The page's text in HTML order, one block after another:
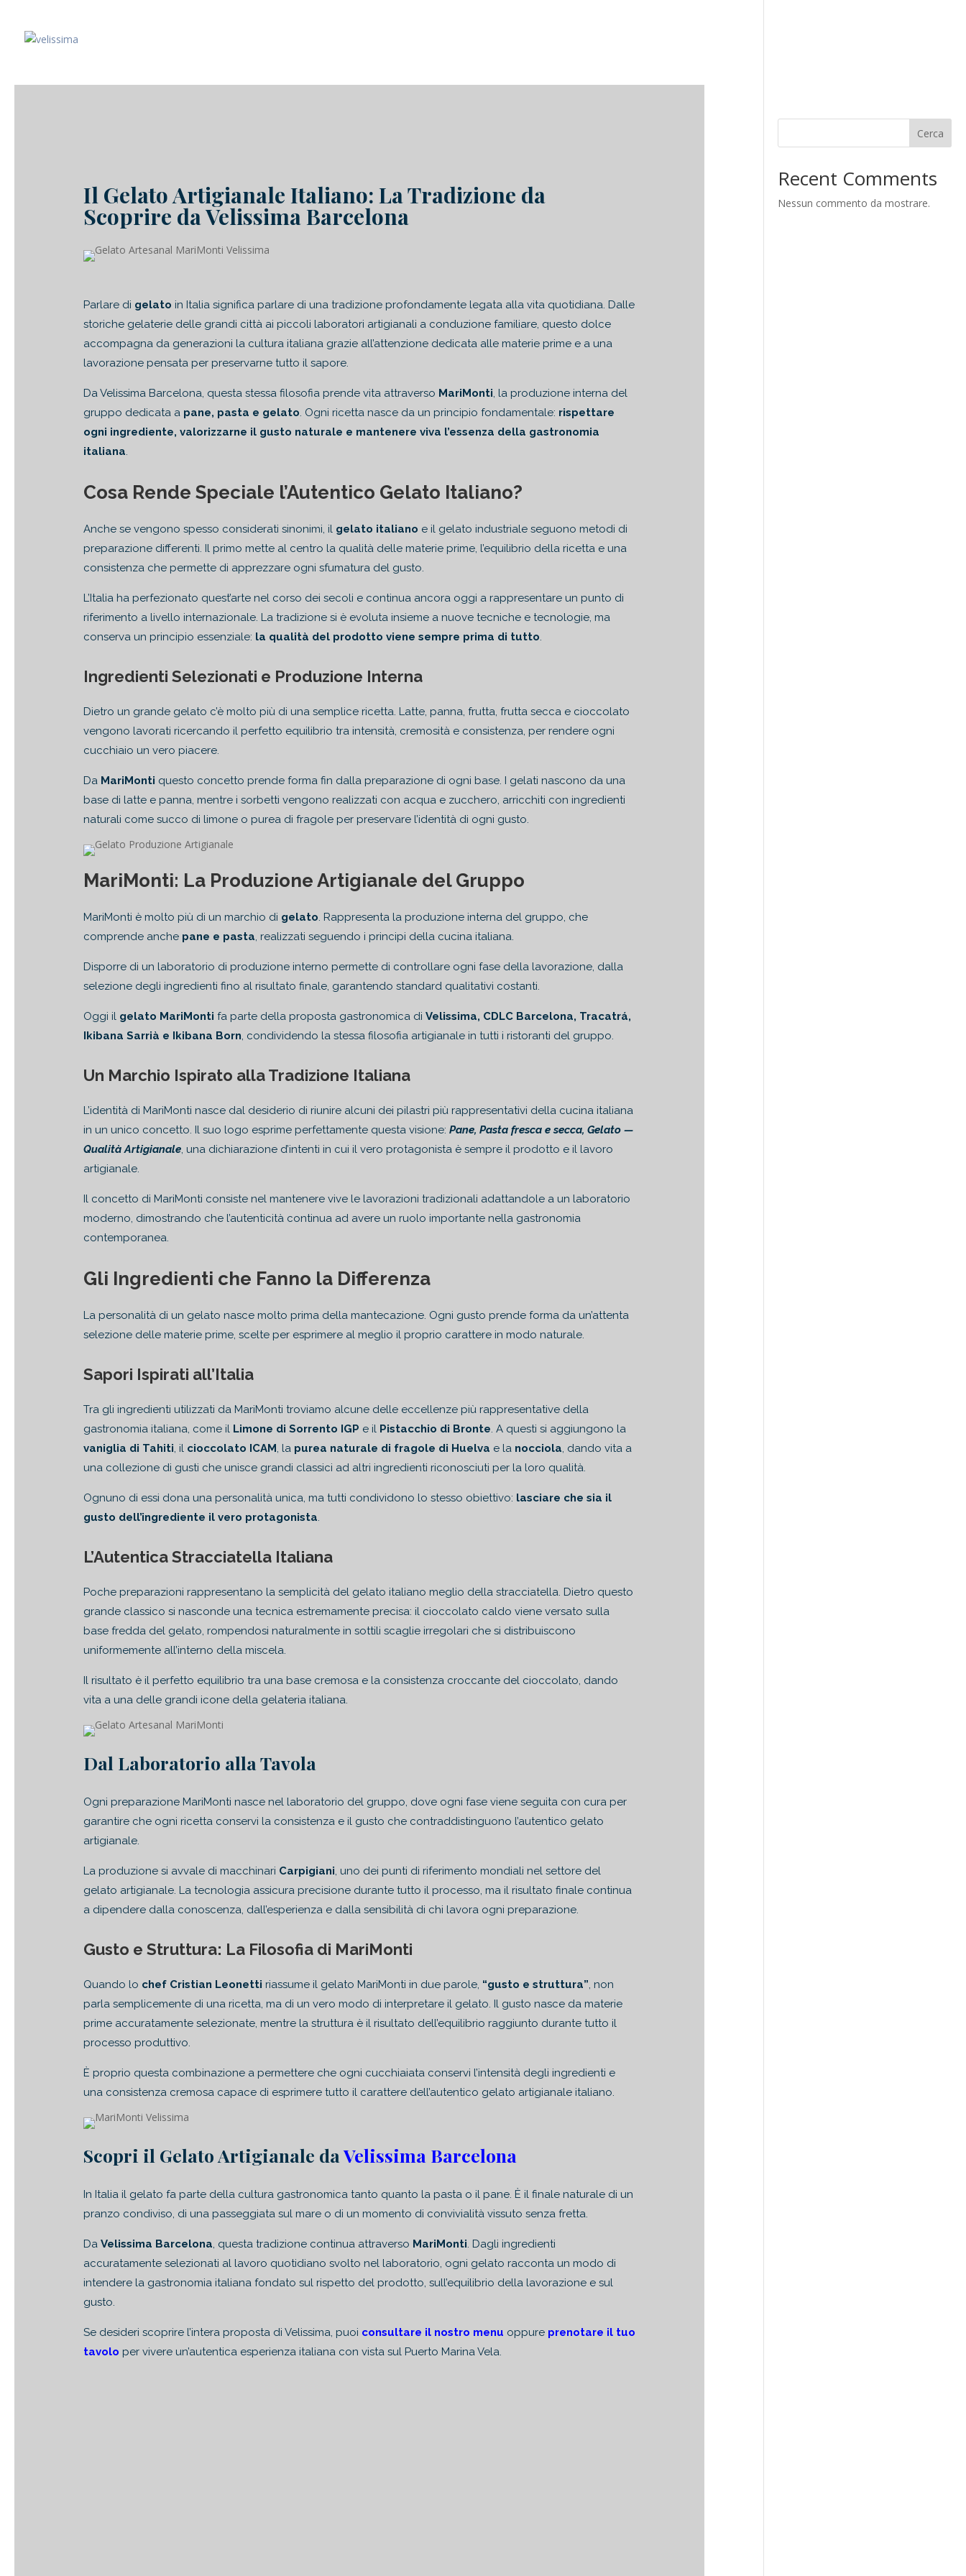
|Lug 26, 2026|Barcelona,Velissima
Il Gelato Artigianale Italiano: La Tradizione da
Scoprire da Velissima Barcelona
Parlare di gelato in Italia significa parlare di una tradizione profondamente legata alla vita quotidiana. Dalle
storiche gelaterie delle grandi città ai piccoli laboratori artigianali a conduzione familiare, questo dolce
accompagna da generazioni la cultura italiana grazie all’attenzione dedicata alle materie prime e a una
lavorazione pensata per preservarne tutto il sapore.
Da Velissima Barcelona, questa stessa filosofia prende vita attraverso MariMonti, la produzione interna del
gruppo dedicata a pane, pasta e gelato. Ogni ricetta nasce da un principio fondamentale: rispettare
ogni ingrediente, valorizzarne il gusto naturale e mantenere viva l’essenza della gastronomia
italiana.
Cosa Rende Speciale l’Autentico Gelato Italiano?
Anche se vengono spesso considerati sinonimi, il gelato italiano e il gelato industriale seguono metodi di
preparazione differenti. Il primo mette al centro la qualità delle materie prime, l’equilibrio della ricetta e una
consistenza che permette di apprezzare ogni sfumatura del gusto.
L’Italia ha perfezionato quest’arte nel corso dei secoli e continua ancora oggi a rappresentare un punto di
riferimento a livello internazionale. La tradizione si è evoluta insieme a nuove tecniche e tecnologie, ma
conserva un principio essenziale: la qualità del prodotto viene sempre prima di tutto.
Ingredienti Selezionati e Produzione Interna
Dietro un grande gelato c’è molto più di una semplice ricetta. Latte, panna, frutta, frutta secca e cioccolato
vengono lavorati ricercando il perfetto equilibrio tra intensità, cremosità e consistenza, per rendere ogni
cucchiaio un vero piacere.
Da MariMonti questo concetto prende forma fin dalla preparazione di ogni base. I gelati nascono da una
base di latte e panna, mentre i sorbetti vengono realizzati con acqua e zucchero, arricchiti con ingredienti
naturali come succo di limone o purea di fragole per preservare l’identità di ogni gusto.
MariMonti: La Produzione Artigianale del Gruppo
MariMonti è molto più di un marchio di gelato. Rappresenta la produzione interna del gruppo, che
comprende anche pane e pasta, realizzati seguendo i principi della cucina italiana.
Disporre di un laboratorio di produzione interno permette di controllare ogni fase della lavorazione, dalla
selezione degli ingredienti fino al risultato finale, garantendo standard qualitativi costanti.
Oggi il gelato MariMonti fa parte della proposta gastronomica di Velissima, CDLC Barcelona, Tracatrá,
Ikibana Sarrià e Ikibana Born, condividendo la stessa filosofia artigianale in tutti i ristoranti del gruppo.
Un Marchio Ispirato alla Tradizione Italiana
L’identità di MariMonti nasce dal desiderio di riunire alcuni dei pilastri più rappresentativi della cucina italiana
in un unico concetto. Il suo logo esprime perfettamente questa visione: Pane, Pasta fresca e secca, Gelato —
Qualità Artigianale, una dichiarazione d’intenti in cui il vero protagonista è sempre il prodotto e il lavoro
artigianale.
Il concetto di MariMonti consiste nel mantenere vive le lavorazioni tradizionali adattandole a un laboratorio
moderno, dimostrando che l’autenticità continua ad avere un ruolo importante nella gastronomia
contemporanea.
Gli Ingredienti che Fanno la Differenza
La personalità di un gelato nasce molto prima della mantecazione. Ogni gusto prende forma da un’attenta
selezione delle materie prime, scelte per esprimere al meglio il proprio carattere in modo naturale.
Sapori Ispirati all’Italia
Tra gli ingredienti utilizzati da MariMonti troviamo alcune delle eccellenze più rappresentative della
gastronomia italiana, come il Limone di Sorrento IGP e il Pistacchio di Bronte. A questi si aggiungono la
vaniglia di Tahiti, il cioccolato ICAM, la purea naturale di fragole di Huelva e la nocciola, dando vita a
una collezione di gusti che unisce grandi classici ad altri ingredienti riconosciuti per la loro qualità.
Ognuno di essi dona una personalità unica, ma tutti condividono lo stesso obiettivo: lasciare che sia il
gusto dell’ingrediente il vero protagonista.
L’Autentica Stracciatella Italiana
Poche preparazioni rappresentano la semplicità del gelato italiano meglio della stracciatella. Dietro questo
grande classico si nasconde una tecnica estremamente precisa: il cioccolato caldo viene versato sulla
base fredda del gelato, rompendosi naturalmente in sottili scaglie irregolari che si distribuiscono
uniformemente all’interno della miscela.
Il risultato è il perfetto equilibrio tra una base cremosa e la consistenza croccante del cioccolato, dando
vita a una delle grandi icone della gelateria italiana.
Dal Laboratorio alla Tavola
Ogni preparazione MariMonti nasce nel laboratorio del gruppo, dove ogni fase viene seguita con cura per
garantire che ogni ricetta conservi la consistenza e il gusto che contraddistinguono l’autentico gelato
artigianale.
La produzione si avvale di macchinari Carpigiani, uno dei punti di riferimento mondiali nel settore del
gelato artigianale. La tecnologia assicura precisione durante tutto il processo, ma il risultato finale continua
a dipendere dalla conoscenza, dall’esperienza e dalla sensibilità di chi lavora ogni preparazione.
Gusto e Struttura: La Filosofia di MariMonti
Quando lo chef Cristian Leonetti riassume il gelato MariMonti in due parole, “gusto e struttura”, non
parla semplicemente di una ricetta, ma di un vero modo di interpretare il gelato. Il gusto nasce da materie
prime accuratamente selezionate, mentre la struttura è il risultato dell’equilibrio raggiunto durante tutto il
processo produttivo.
È proprio questa combinazione a permettere che ogni cucchiaiata conservi l’intensità degli ingredienti e
una consistenza cremosa capace di esprimere tutto il carattere dell’autentico gelato artigianale italiano.
Scopri il Gelato Artigianale daVelissima Barcelona
In Italia il gelato fa parte della cultura gastronomica tanto quanto la pasta o il pane. È il finale naturale di un
pranzo condiviso, di una passeggiata sul mare o di un momento di convivialità vissuto senza fretta.
Da Velissima Barcelona, questa tradizione continua attraverso MariMonti. Dagli ingredienti
accuratamente selezionati al lavoro quotidiano svolto nel laboratorio, ogni gelato racconta un modo di
intendere la gastronomia italiana fondato sul rispetto del prodotto, sull’equilibrio della lavorazione e sul
gusto.
Se desideri scoprire l’intera proposta di Velissima, puoi consultare il nostro menu oppure prenotare il tuo
tavolo per vivere un’autentica esperienza italiana con vista sul Puerto Marina Vela.
Cerca
Recent Comments
Nessun commento da mostrare.